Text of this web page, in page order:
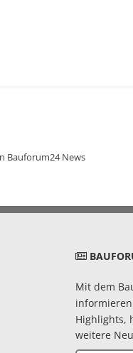
Bauforum24 News
Mit dem
Highlights,
weitere